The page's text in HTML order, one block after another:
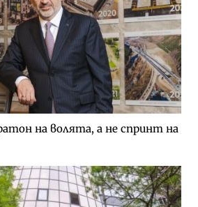
на волята, а не спринт на